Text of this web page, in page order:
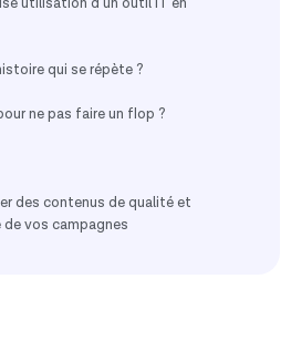
qui se répète ?
ne pas faire un flop ?
des contenus de qualité et
vos campagnes